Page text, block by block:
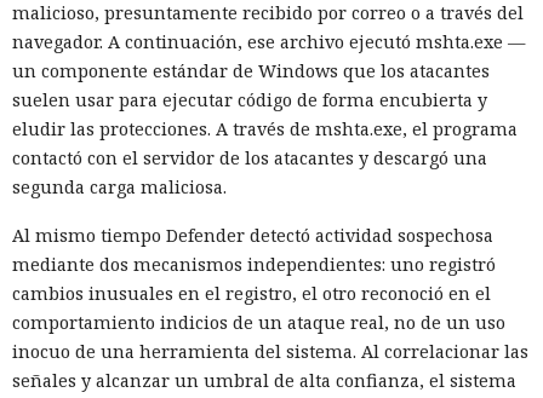
malicioso, presuntamente recibido por correo o a través del
navegador. A continuación, ese archivo ejecutó mshta.exe —
un componente estándar de Windows que los atacantes
suelen usar para ejecutar código de forma encubierta y
eludir las protecciones. A través de mshta.exe, el programa
contactó con el servidor de los atacantes y descargó una
segunda carga maliciosa.
Al mismo tiempo Defender detectó actividad sospechosa
mediante dos mecanismos independientes: uno registró
cambios inusuales en el registro, el otro reconoció en el
comportamiento indicios de un ataque real, no de un uso
inocuo de una herramienta del sistema. Al correlacionar las
señales y alcanzar un umbral de alta confianza, el sistema